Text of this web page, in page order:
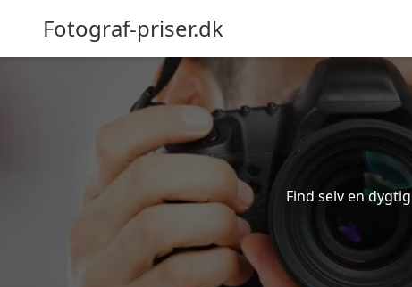
Fotograf-priser.dk
Find selv en